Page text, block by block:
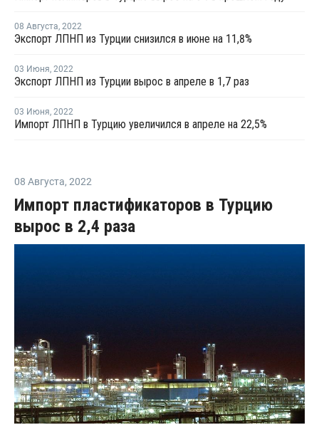
08 Августа, 2022
Экспорт ЛПНП из Турции снизился в июне на 11,8%
03 Июня, 2022
Экспорт ЛПНП из Турции вырос в апреле в 1,7 раз
03 Июня, 2022
Импорт ЛПНП в Турцию увеличился в апреле на 22,5%
08 Августа, 2022
Импорт пластификаторов в Турцию
вырос в 2,4 раза